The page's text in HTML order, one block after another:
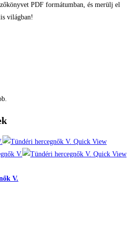
PDF formátumban, és merülj el
világban!
Quick View
Quick View
V.